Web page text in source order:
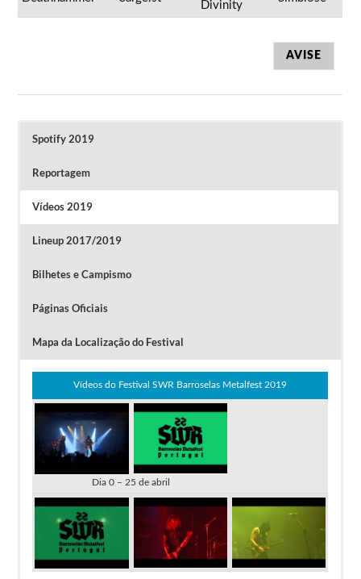
Divinity
AVISE
Spotify 2019
Reportagem
Vídeos 2019
Lineup 2017/2019
Bilhetes e Campismo
Páginas Oficiais
Mapa da Localização do Festival
Vídeos do Festival SWR Barroselas Metalfest 2019
Dia 0 – 25 de abril